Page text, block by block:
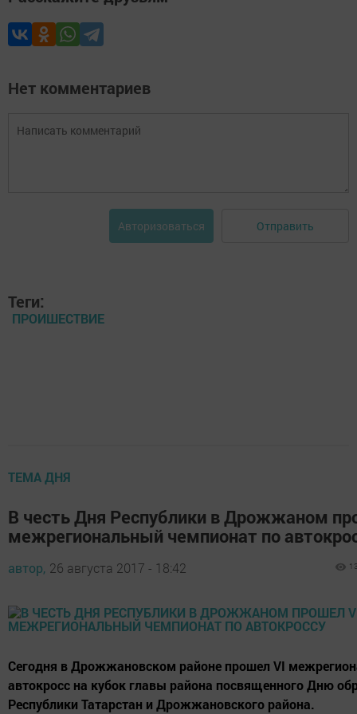
Нет комментариев
Авторизоваться Отправить
Теги:
ПРОИШЕСТВИЕ
ТЕМА ДНЯ
В честь Дня Республики в Дрожжаном
межрегиональный чемпионат по
автор, 26 августа 2017 - 18:42
Сегодня в Дрожжановском районе прошел VI
автокросс на кубок главы района посвященного Дню
Республики Татарстан и Дрожжановского района.